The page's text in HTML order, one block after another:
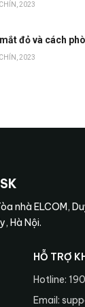
2023
đỏ và cách
2023
nhà ELCOM,
Hà Nội.
HỖ TRỢ
Hotline:
Email: